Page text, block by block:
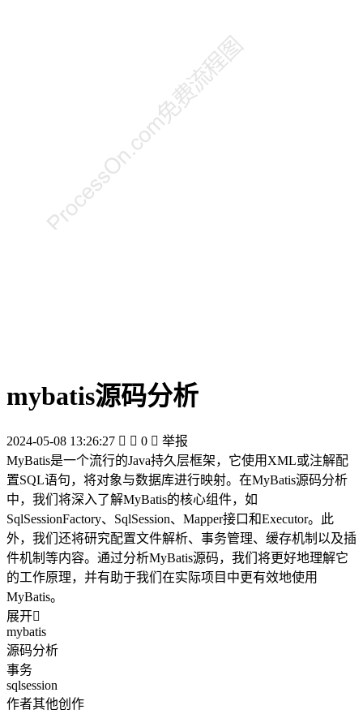
mybatis源码分析
2024-05-08 13:26:27   0  举报
MyBatis是一个流行的Java持久层框架，它使用XML或注解配
置SQL语句，将对象与数据库进行映射。在MyBatis源码分析
中，我们将深入了解MyBatis的核心组件，如
SqlSessionFactory、SqlSession、Mapper接口和Executor。此
外，我们还将研究配置文件解析、事务管理、缓存机制以及插
件机制等内容。通过分析MyBatis源码，我们将更好地理解它
的工作原理，并有助于我们在实际项目中更有效地使用
MyBatis。
展开
mybatis
源码分析
事务
sqlsession
作者其他创作